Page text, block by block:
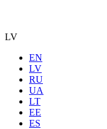
LV
EN
LV
RU
UA
LT
EE
ES